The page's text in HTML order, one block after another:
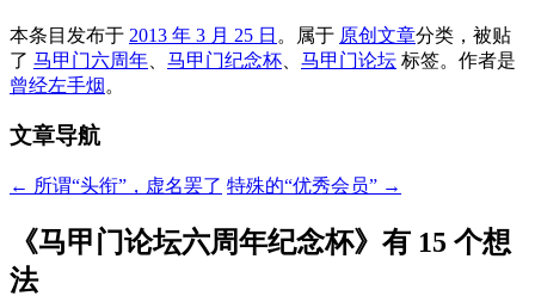
本条目发布于 2013 年 3 月 25 日 。属于 原创文章分类，被贴
了 马甲门六周年 马甲门纪念杯 马甲门论坛 标签。 作者是
曾经左手烟。
文章导航
← 所谓“头衔”，虚名罢了 特殊的“优秀会员” →
《马甲门论坛六周年纪念杯》有 15 个想
法